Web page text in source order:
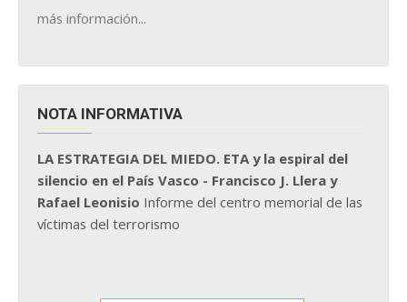
más información...
NOTA INFORMATIVA
LA ESTRATEGIA DEL MIEDO. ETA y la espiral del
silencio en el País Vasco - Francisco J. Llera y
Rafael Leonisio Informe del centro memorial de las
víctimas del terrorismo